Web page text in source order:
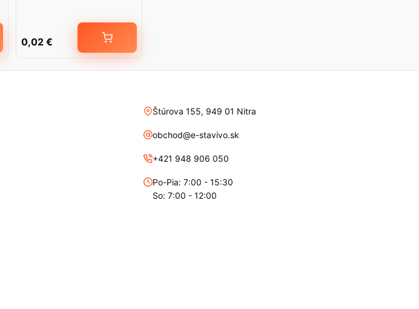
0,02 €
Štúrova 155, 949 01 Nitra
obchod@e-stavivo.sk
+421 948 906 050
Po-Pia: 7:00 - 15:30
So: 7:00 - 12:00